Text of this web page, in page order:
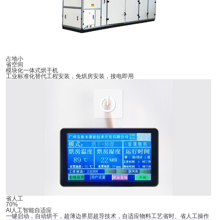
占地小
省空间
模块化一体式烘干机
工业标准化替代工程安装，免烘房安装，接电即用
省人工
70%
AI人工智能自适应
一键启动，自动烘干，超薄边界层超导技术，自适应物料工艺省时、省人工操作